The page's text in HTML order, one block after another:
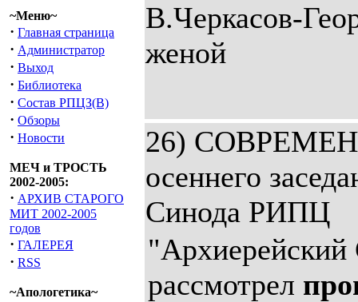
~Меню~
· Главная страница
· Администратор
· Выход
· Библиотека
· Состав РПЦЗ(В)
· Обзоры
· Новости
МЕЧ и ТРОСТЬ
2002-2005:
· АРХИВ СТАРОГО
МИТ 2002-2005
годов
· ГАЛЕРЕЯ
· RSS
~Апологетика~
В.Черкасов-
женой
26)
осеннего
Синода РИПЦ
рассмотрел